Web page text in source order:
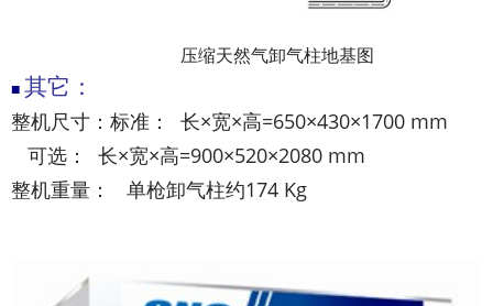
压缩天然气卸气柱地基图
■ 其它：
整机尺寸：标准： 长×宽×高=650×430×1700 mm
可选： 长×宽×高=900×520×2080 mm
整机重量： 单枪卸气柱约174 Kg